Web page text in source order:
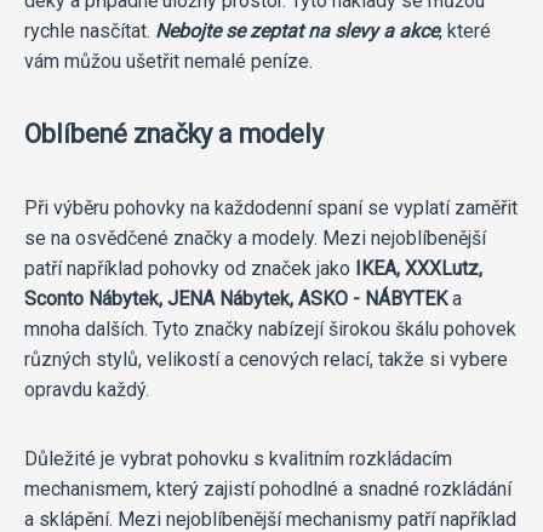
rychle nasčítat. Nebojte se zeptat na slevy a akce, které
vám můžou ušetřit nemalé peníze.
Oblíbené značky a modely
Při výběru pohovky na každodenní spaní se vyplatí zaměřit
se na osvědčené značky a modely. Mezi nejoblíbenější
patří například pohovky od značek jako IKEA, XXXLutz,
Sconto Nábytek, JENA Nábytek, ASKO - NÁBYTEKa
mnoha dalších. Tyto značky nabízejí širokou škálu pohovek
různých stylů, velikostí a cenových relací, takže si vybere
opravdu každý.
Důležité je vybrat pohovku s kvalitním rozkládacím
mechanismem, který zajistí pohodlné a snadné rozkládání
a sklápění. Mezi nejoblíbenější mechanismy patří například